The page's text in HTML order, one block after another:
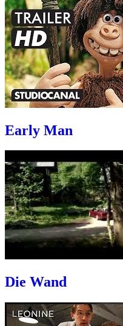
Early Man
Die Wand